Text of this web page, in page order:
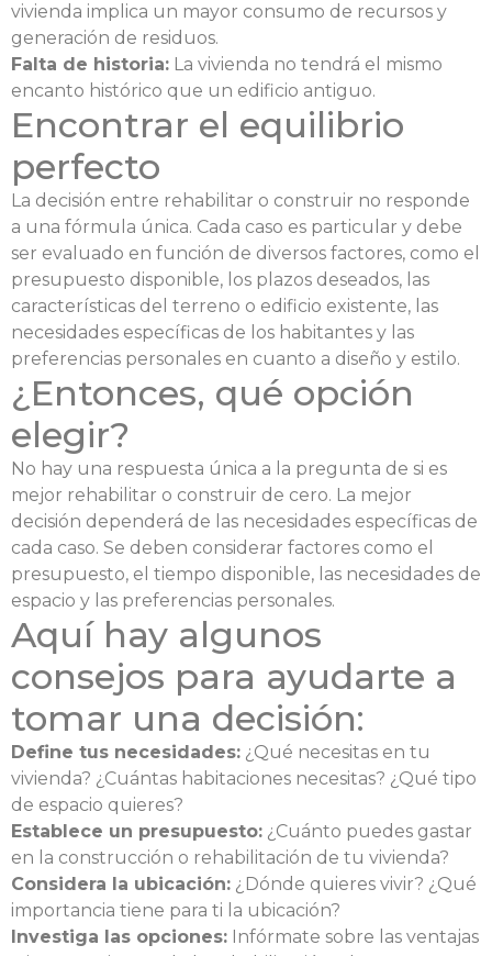
vivienda implica un mayor consumo de recursos y
generación de residuos.
Falta de historia: La vivienda no tendrá el mismo
encanto histórico que un edificio antiguo.
Encontrar el equilibrio
perfecto
La decisión entre rehabilitar o construir no responde
a una fórmula única. Cada caso es particular y debe
ser evaluado en función de diversos factores, como el
presupuesto disponible, los plazos deseados, las
características del terreno o edificio existente, las
necesidades específicas de los habitantes y las
preferencias personales en cuanto a diseño y estilo.
¿Entonces, qué opción
elegir?
No hay una respuesta única a la pregunta de si es
mejor rehabilitar o construir de cero. La mejor
decisión dependerá de las necesidades específicas de
cada caso. Se deben considerar factores como el
presupuesto, el tiempo disponible, las necesidades de
espacio y las preferencias personales.
Aquí hay algunos
consejos para ayudarte a
tomar una decisión:
Define tus necesidades: ¿Qué necesitas en tu
vivienda? ¿Cuántas habitaciones necesitas? ¿Qué tipo
de espacio quieres?
Establece un presupuesto: ¿Cuánto puedes gastar
en la construcción o rehabilitación de tu vivienda?
Considera la ubicación: ¿Dónde quieres vivir? ¿Qué
importancia tiene para ti la ubicación?
Investiga las opciones: Infórmate sobre las ventajas